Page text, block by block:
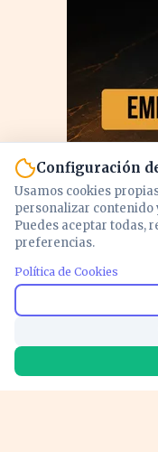
Configuración
Usamos cookies
personalizar
Puedes aceptar todas,
preferencias.
Política de Cookies